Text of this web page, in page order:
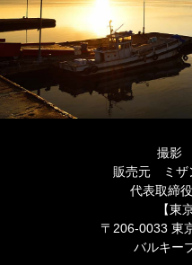
撮影
販売元 ミザ
代表取締
【東
〒206-0033 東
バルキー